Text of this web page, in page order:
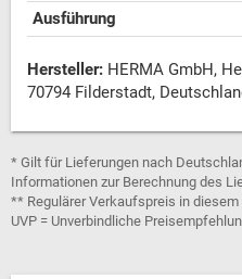
Ausführung
Hersteller: HERMA GmbH,
70794 Filderstadt,
* Gilt für Lieferungen nach
Informationen zur Berechnung des
** Regulärer Verkaufspreis in diesem
UVP = Unverbindliche